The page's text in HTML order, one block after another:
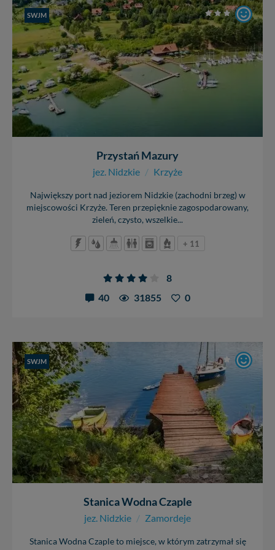
SWJM
Przystań Mazury
jez. Nidzkie / Krzyże
Największy port nad jeziorem Nidzkie (zachodni brzeg) w
miejscowości Krzyże. Teren przepięknie zagospodarowany,
zieleń, czysto, wszelkie...
+ 11
8
40
31855 0
SWJM
Stanica Wodna Czaple
jez. Nidzkie / Zamordeje
Stanica Wodna Czaple to miejsce, w którym zatrzymał się